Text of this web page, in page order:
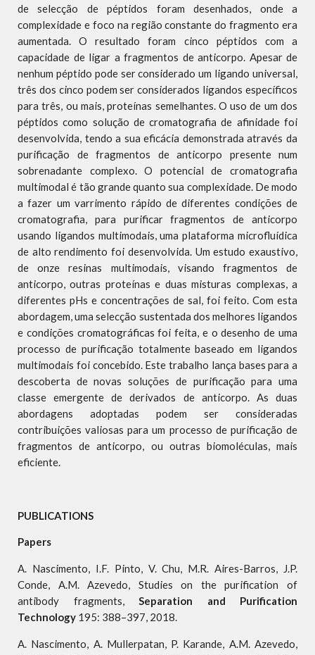
de selecção de péptidos foram desenhados, onde a
complexidade e foco na região constante do fragmento era
aumentada. O resultado foram cinco péptidos com a
capacidade de ligar a fragmentos de anticorpo. Apesar de
nenhum péptido pode ser considerado um ligando universal,
três dos cinco podem ser considerados ligandos específicos
para três, ou mais, proteínas semelhantes. O uso de um dos
péptidos como solução de cromatografia de afinidade foi
desenvolvida, tendo a sua eficácia demonstrada através da
purificação de fragmentos de anticorpo presente num
sobrenadante complexo. O potencial de cromatografia
multimodal é tão grande quanto sua complexidade. De modo
a fazer um varrimento rápido de diferentes condições de
cromatografia, para purificar fragmentos de anticorpo
usando ligandos multimodais, uma plataforma microfluídica
de alto rendimento foi desenvolvida. Um estudo exaustivo,
de onze resinas multimodais, visando fragmentos de
anticorpo, outras proteínas e duas misturas complexas, a
diferentes pHs e concentrações de sal, foi feito. Com esta
abordagem, uma selecção sustentada dos melhores ligandos
e condições cromatográficas foi feita, e o desenho de uma
processo de purificação totalmente baseado em ligandos
multimodais foi concebido. Este trabalho lança bases para a
descoberta de novas soluções de purificação para uma
classe emergente de derivados de anticorpo. As duas
abordagens adoptadas podem ser consideradas
contribuições valiosas para um processo de purificação de
fragmentos de anticorpo, ou outras biomoléculas, mais
eficiente.
PUBLICATIONS
Papers
A. Nascimento, I.F. Pinto, V. Chu, M.R. Aires-Barros, J.P.
Conde, A.M. Azevedo, Studies on the purification of
antibody fragments,Separation and Purification
Technology 195: 388–397, 2018.
A. Nascimento, A. Mullerpatan, P. Karande, A.M. Azevedo,